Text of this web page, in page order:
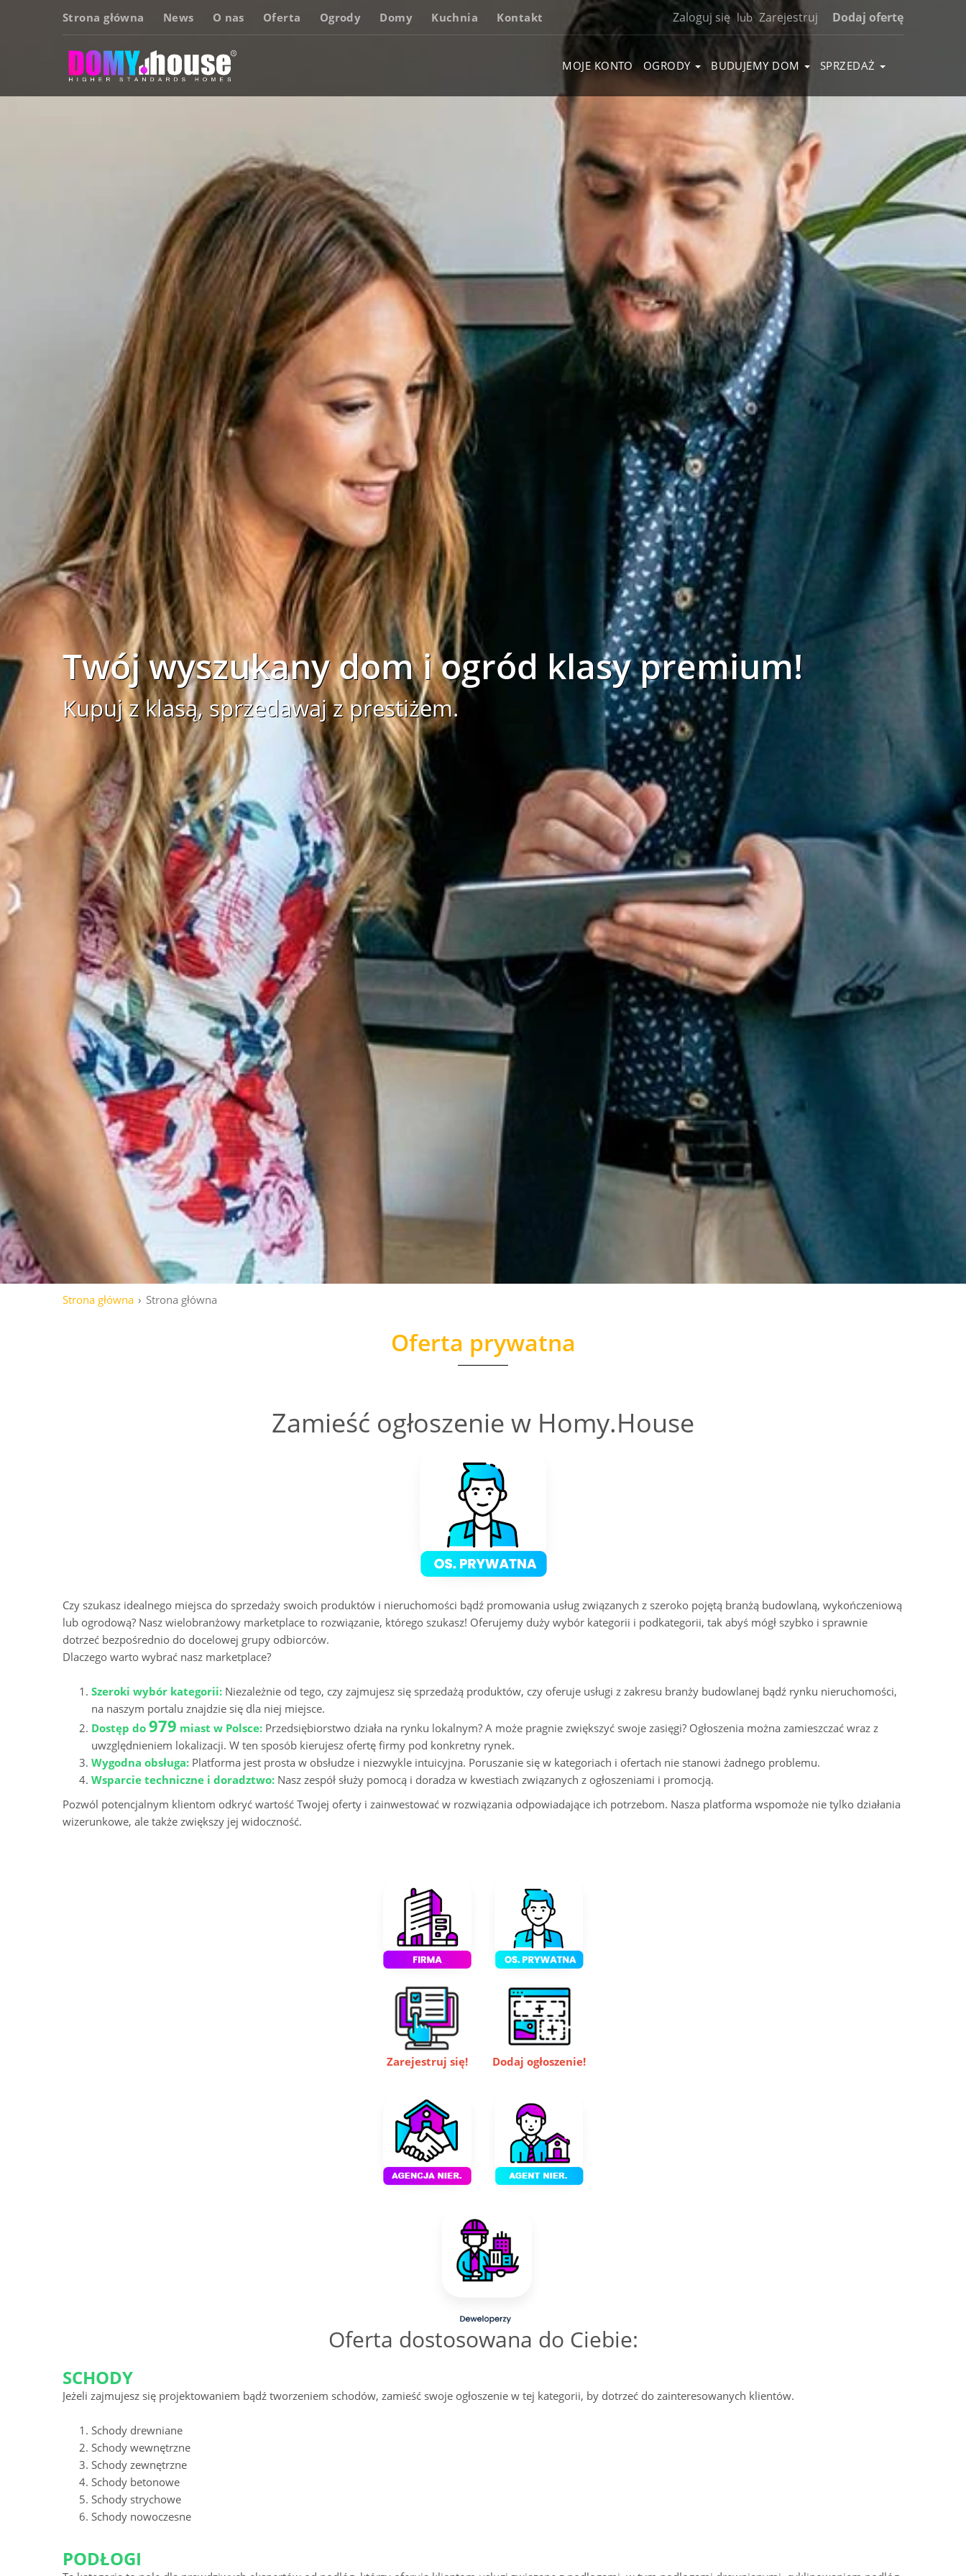
Strona główna News O nas Oferta Ogrody Domy Kuchnia Kontakt Zaloguj się lub Zarejestruj Dodaj ofertę
MOJE KONTO OGRODY BUDUJEMY DOM SPRZEDAŻ
Twój wyszukany dom i ogród klasy premium!
Kupuj z klasą, sprzedawaj z prestiżem.
Strona główna Strona główna
Oferta prywatna
Zamieść ogłoszenie w Homy.House
Czy szukasz idealnego miejsca do sprzedaży swoich produktów i nieruchomości bądź promowania usług związanych z szeroko pojętą branżą budowlaną, wykończeniową
lub ogrodową? Nasz wielobranżowy marketplace to rozwiązanie, którego szukasz! Oferujemy duży wybór kategorii i podkategorii, tak abyś mógł szybko i sprawnie
dotrzeć bezpośrednio do docelowej grupy odbiorców.
Dlaczego warto wybrać nasz marketplace?
Szeroki wybór kategorii: Niezależnie od tego, czy zajmujesz się sprzedażą produktów, czy oferuje usługi z zakresu branży budowlanej bądź rynku nieruchomości,
na naszym portalu znajdzie się dla niej miejsce.
Dostęp do 979 miast w Polsce: Przedsiębiorstwo działa na rynku lokalnym? A może pragnie zwiększyć swoje zasięgi? Ogłoszenia można zamieszczać wraz z
uwzględnieniem lokalizacji. W ten sposób kierujesz ofertę firmy pod konkretny rynek.
Wygodna obsługa: Platforma jest prosta w obsłudze i niezwykle intuicyjna. Poruszanie się w kategoriach i ofertach nie stanowi żadnego problemu.
Wsparcie techniczne i doradztwo: Nasz zespół służy pomocą i doradza w kwestiach związanych z ogłoszeniami i promocją.
Pozwól potencjalnym klientom odkryć wartość Twojej oferty i zainwestować w rozwiązania odpowiadające ich potrzebom. Nasza platforma wspomoże nie tylko działania
wizerunkowe, ale także zwiększy jej widoczność.
Zarejestruj się! Dodaj ogłoszenie!
Oferta dostosowana do Ciebie:
SCHODY
Jeżeli zajmujesz się projektowaniem bądź tworzeniem schodów, zamieść swoje ogłoszenie w tej kategorii, by dotrzeć do zainteresowanych klientów.
Schody drewniane
Schody wewnętrzne
Schody zewnętrzne
Schody betonowe
Schody strychowe
Schody nowoczesne
PODŁOGI